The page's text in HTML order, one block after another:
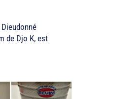
de Djo K, est